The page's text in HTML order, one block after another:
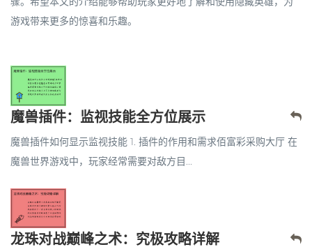
游戏带来更多的惊喜和乐趣。
魔兽插件：监视技能全方位展示
魔兽插件如何显示监视技能 1. 插件的作用和需求佰富彩采购大厅 在
魔兽世界游戏中，玩家经常需要对敌方目...
龙珠对战巅峰之术：究极攻略详解